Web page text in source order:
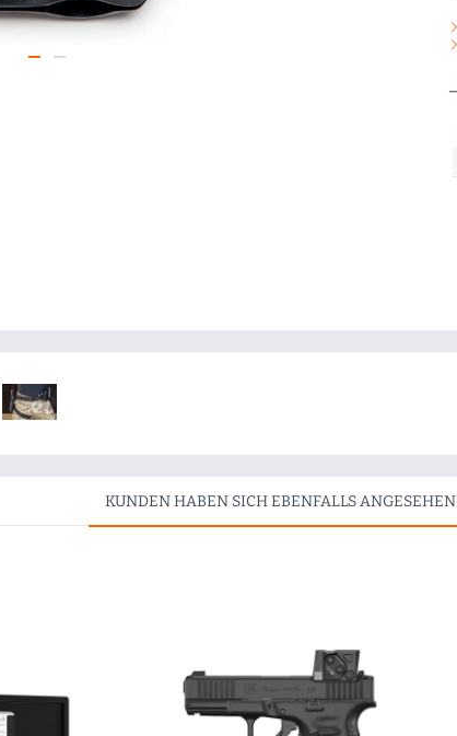
KUNDEN HABEN SICH EBENFALLS ANGESEHEN